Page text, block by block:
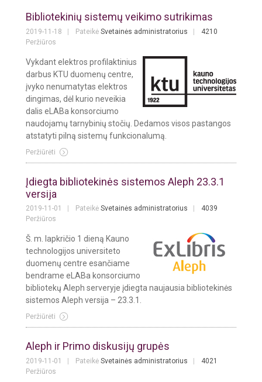
Bibliotekinių sistemų veikimo sutrikimas
2019-11-18 Pateikė Svetainės administratorius
4210
Peržiūros
Vykdant elektros profilaktinius
darbus KTU duomenų centre,
įvyko nenumatytas elektros
dingimas, dėl kurio neveikia
dalis eLABa konsorciumo
naudojamų tarnybinių stočių. Dedamos visos pastangos
atstatyti pilną sistemų funkcionalumą.
Peržiūrėti
Įdiegta bibliotekinės sistemos Aleph 23.3.1
versija
2019-11-01 Pateikė Svetainės administratorius
4039
Peržiūros
Š. m. lapkričio 1 dieną Kauno
technologijos universiteto
duomenų centre esančiame
bendrame eLABa konsorciumo
bibliotekų Aleph serveryje įdiegta naujausia bibliotekinės
sistemos Aleph versija – 23.3.1.
Peržiūrėti
Aleph ir Primo diskusijų grupės
2019-11-01 Pateikė Svetainės administratorius
4021
Peržiūros